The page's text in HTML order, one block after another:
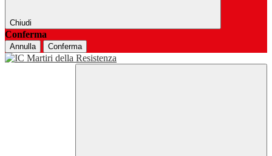
Chiudi
Conferma
Annulla Conferma